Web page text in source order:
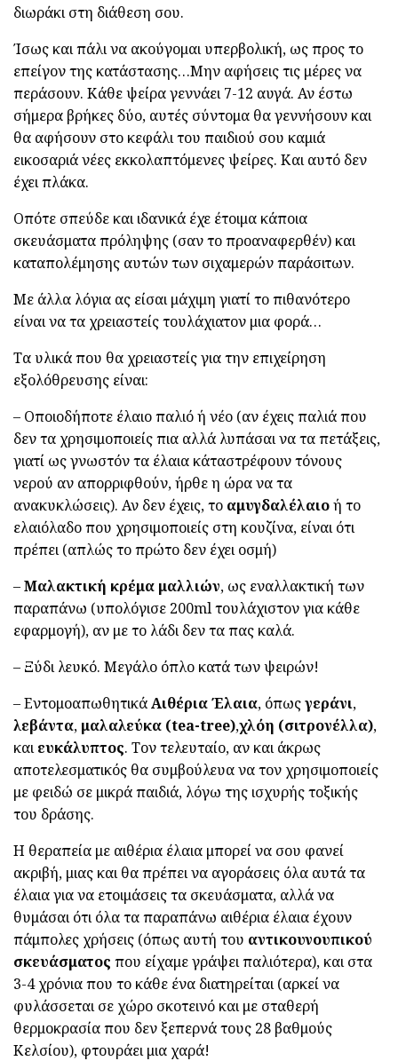
διωράκι στη διάθεση σου.
Ίσως και πάλι να ακούγομαι υπερβολική, ως προς το
επείγον της κατάστασης…Μην αφήσεις τις μέρες να
περάσουν. Κάθε ψείρα γεννάει 7-12 αυγά. Αν έστω
σήμερα βρήκες δύο, αυτές σύντομα θα γεννήσουν και
θα αφήσουν στο κεφάλι του παιδιού σου καμιά
εικοσαριά νέες εκκολαπτόμενες ψείρες. Και αυτό δεν
έχει πλάκα.
Οπότε σπεύδε και ιδανικά έχε έτοιμα κάποια
σκευάσματα πρόληψης (σαν το προαναφερθέν) και
καταπολέμησης αυτών των σιχαμερών παράσιτων.
Με άλλα λόγια ας είσαι μάχιμη γιατί το πιθανότερο
είναι να τα χρειαστείς τουλάχιατον μια φορά…
Τα υλικά που θα χρειαστείς για την επιχείρηση
εξολόθρευσης είναι:
– Οποιοδήποτε έλαιο παλιό ή νέο (αν έχεις παλιά που
δεν τα χρησιμοποιείς πια αλλά λυπάσαι να τα πετάξεις,
γιατί ως γνωστόν τα έλαια κάταστρέφουν τόνους
νερού αν απορριφθούν, ήρθε η ώρα να τα
ανακυκλώσεις). Αν δεν έχεις, το αμυγδαλέλαιοή το
ελαιόλαδο που χρησιμοποιείς στη κουζίνα, είναι ότι
πρέπει (απλώς το πρώτο δεν έχει οσμή)
–Μαλακτική κρέμα μαλλιών, ως εναλλακτική των
παραπάνω (υπολόγισε 200ml τουλάχιστον για κάθε
εφαρμογή), αν με το λάδι δεν τα πας καλά.
– Ξύδι λευκό. Μεγάλο όπλο κατά των ψειρών!
– ΕντομοαπωθητικάΑιθέρια Έλαια, όπωςγεράνι,
λεβάντα, μαλαλεύκα (tea-tree),χλόη (σιτρονέλλα),
καιευκάλυπτος. Τον τελευταίο, αν και άκρως
αποτελεσματικός θα συμβούλευα να τον χρησιμοποιείς
με φειδώ σε μικρά παιδιά, λόγω της ισχυρής τοξικής
του δράσης.
Η θεραπεία με αιθέρια έλαια μπορεί να σου φανεί
ακριβή, μιας και θα πρέπει να αγοράσεις όλα αυτά τα
έλαια για να ετοιμάσεις τα σκευάσματα, αλλά να
θυμάσαι ότι όλα τα παραπάνω αιθέρια έλαια έχουν
πάμπολες χρήσεις (όπως αυτή του αντικουνουπικού
σκευάσματοςπου είχαμε γράψει παλιότερα), και στα
3-4 χρόνια που το κάθε ένα διατηρείται (αρκεί να
φυλάσσεται σε χώρο σκοτεινό και με σταθερή
θερμοκρασία που δεν ξεπερνά τους 28 βαθμούς
Κελσίου), φτουράει μια χαρά!